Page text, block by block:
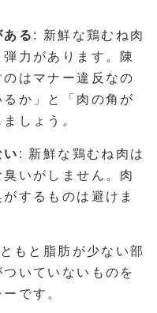
る : 新鮮な鶏むね肉
力があります。陳
はマナー違反なの
か」と「肉の角が
しょう。
い : 新鮮な鶏むね肉は
いがしません。肉
するものは避けま
もと脂肪が少ない部
いていないものを
です。